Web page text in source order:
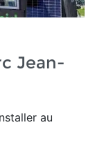
Jean-
au